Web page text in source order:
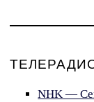
NHK —